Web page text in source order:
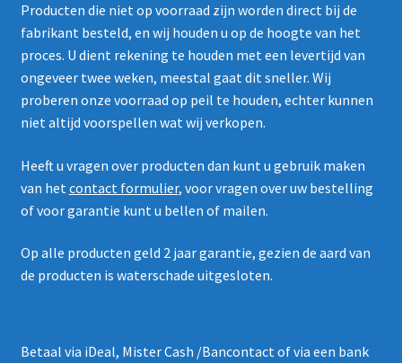
Producten die niet op voorraad zijn worden direct bij de
fabrikant besteld, en wij houden u op de hoogte van het
proces. U dient rekening te houden met een levertijd van
ongeveer twee weken, meestal gaat dit sneller. Wij
proberen onze voorraad op peil te houden, echter kunnen
niet altijd voorspellen wat wij verkopen.
Heeft u vragen over producten dan kunt u gebruik maken
van het contact formulier, voor vragen over uw bestelling
of voor garantie kunt u bellen of mailen.
Op alle producten geld 2 jaar garantie, gezien de aard van
de producten is waterschade uitgesloten.
Betaal via iDeal, Mister Cash /Bancontact of via een bank